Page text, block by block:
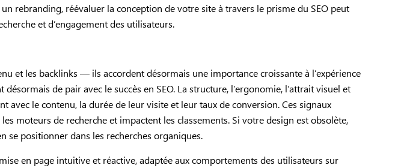
rebranding, réévaluer la conception de votre site à travers le prisme du SEO peut
et d’engagement des utilisateurs.
et les backlinks — ils accordent désormais une importance croissante à l’expérience
de pair avec le succès en SEO. La structure, l’ergonomie, l’attrait visuel et
le contenu, la durée de leur visite et leur taux de conversion. Ces signaux
moteurs de recherche et impactent les classements. Si votre design est obsolète,
se positionner dans les recherches organiques.
en page intuitive et réactive, adaptée aux comportements des utilisateurs sur